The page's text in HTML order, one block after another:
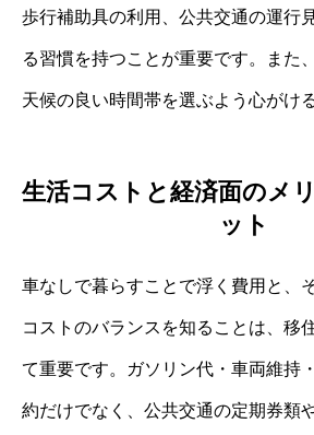
歩行補助具の利用、公共交通の運行
る習慣を持つことが重要です。また
天候の良い時間帯を選ぶよう心がけ
生活コストと経済面のメ
ット
車なしで暮らすことで浮く費用と、
コストのバランスを知ることは、移
て重要です。ガソリン代・車両維持
約だけでなく、公共交通の定期券類